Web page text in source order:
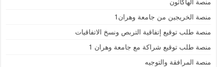
منصة الهاكاثون
منصة الخريجين من جامعة وهران1
منصة طلب توقيع إتفاقية التربص ونسخ الاتفاقيات
منصة طلب توقيع شراكة مع جامعة وهران 1
منصة المرافقة والتوجيه